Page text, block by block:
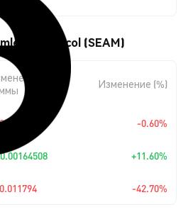
Protocol (SEAM)
Изменение (%)
-0.60%
+11.60%
-42.70%